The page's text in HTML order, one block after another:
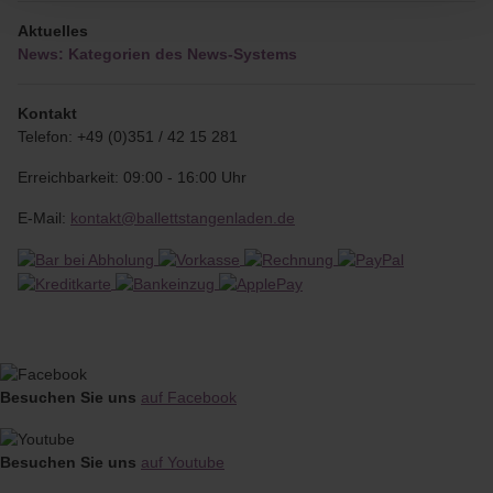
Aktuelles
News: Kategorien des News-Systems
Kontakt
Telefon: +49 (0)351 / 42 15 281
Erreichbarkeit: 09:00 - 16:00 Uhr
E-Mail: kontakt@ballettstangenladen.de
Besuchen Sie uns auf Facebook
Besuchen Sie uns auf Youtube